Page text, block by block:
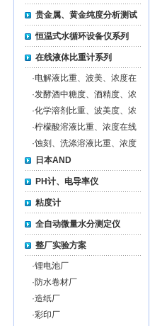
贵金属、黄金纯度分析测试
仪
恒温式水循环设备仪系列
在线液体比重计系列
·电解液比重、波美、浓度在
线监测仪
·发酵酒中糖度、酒精度、浓
度在线监测仪
·化学溶剂比重、波美度、浓
度在线监测仪
·柠檬酸溶液比重、浓度在线
监测仪
·蚀刻、洗涤溶液比重、浓度
在线监测仪
日本AND
PH计、电导率仪
粘度计
全自动微量水分测定仪
整厂实验方案
·锂电池厂
·防水卷材厂
·造纸厂
·彩印厂